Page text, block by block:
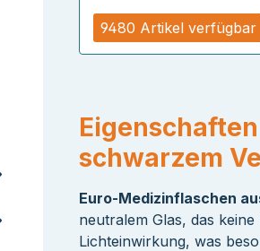
9480 Artikel verfügbar
schwarzem
Euro-Medizinflaschen
neutralem Glas, das
Lichteinwirkung, was